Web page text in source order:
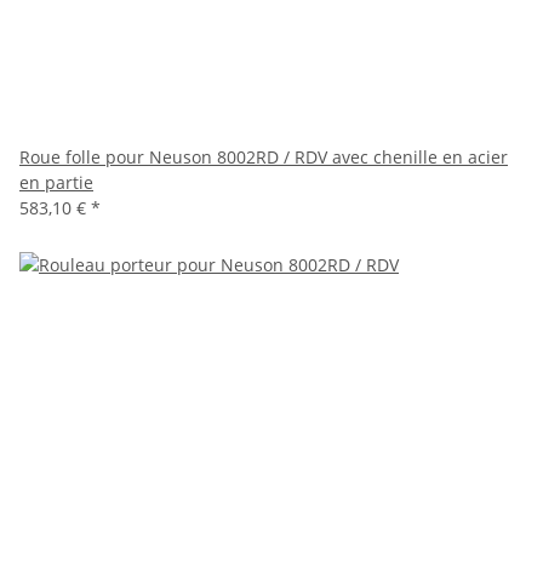
Roue folle pour Neuson 8002RD / RDV avec chenille en acier
en partie
583,10 € *